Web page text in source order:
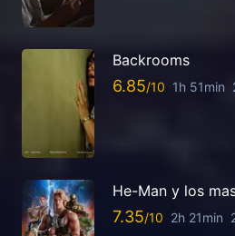
Backrooms
6.85 1h 51min
He-Man y los
7.35 2h 21min